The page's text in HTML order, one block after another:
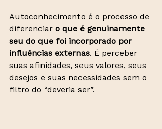
Autoconhecimento é o processo de
diferenciar o que é genuinamente
seu do que foi incorporado por
influências externas. É perceber
suas afinidades, seus valores, seus
desejos e suas necessidades sem o
filtro do “deveria ser”.